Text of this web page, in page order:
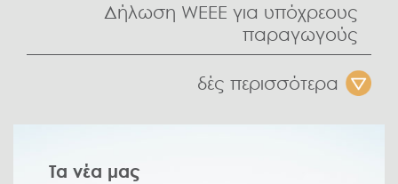
Δήλωση WEEE για υπόχρεους
παραγωγούς
δές περισσότερα
Τα νέα μας